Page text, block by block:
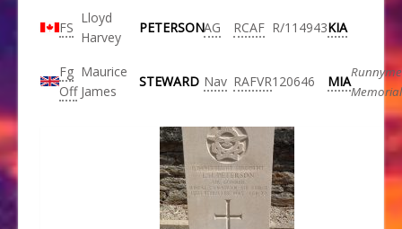
FS
Lloyd
Harvey
PETERSONAG RCAF R/114943KIA
Fg
Off
Maurice
James
STEWARD Nav RAFVR120646 MIA
Memorial